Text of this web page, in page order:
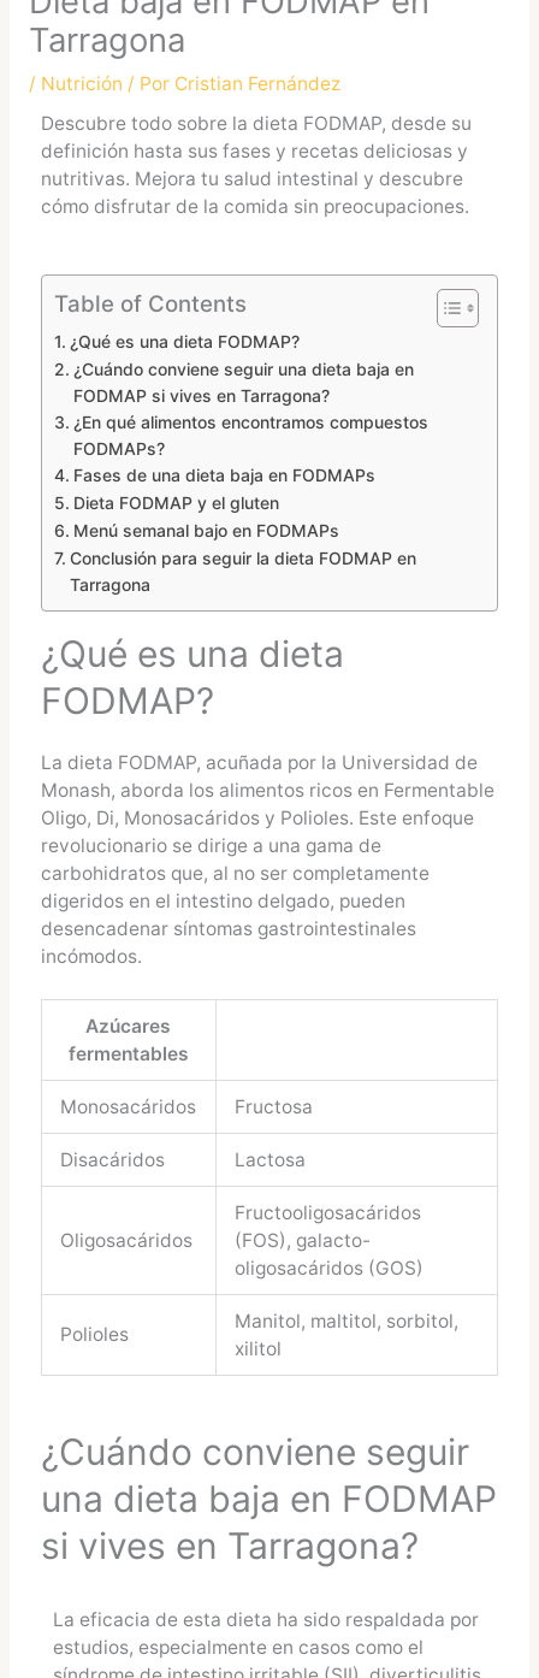
Tarragona
/ Nutrición / Por Cristian Fernández
Descubre todo sobre la dieta FODMAP, desde su
definición hasta sus fases y recetas deliciosas y
nutritivas. Mejora tu salud intestinal y descubre
cómo disfrutar de la comida sin preocupaciones.
Table of Contents
¿Qué es una dieta FODMAP?
¿Cuándo conviene seguir una dieta baja en
FODMAP si vives en Tarragona?
¿En qué alimentos encontramos compuestos
FODMAPs?
Fases de una dieta baja en FODMAPs
Dieta FODMAP y el gluten
Menú semanal bajo en FODMAPs
Conclusión para seguir la dieta FODMAP en
Tarragona
¿Qué es una dieta
FODMAP?
La dieta FODMAP, acuñada por la Universidad de
Monash, aborda los alimentos ricos en Fermentable
Oligo, Di, Monosacáridos y Polioles. Este enfoque
revolucionario se dirige a una gama de
carbohidratos que, al no ser completamente
digeridos en el intestino delgado, pueden
desencadenar síntomas gastrointestinales
incómodos.
Azúcares
fermentables
Monosacáridos Fructosa
Disacáridos Lactosa
Oligosacáridos
Fructooligosacáridos
(FOS), galacto-
oligosacáridos (GOS)
Polioles
Manitol, maltitol, sorbitol,
xilitol
¿Cuándo conviene seguir
una dieta baja en FODMAP
si vives en Tarragona?
La eficacia de esta dieta ha sido respaldada por
estudios, especialmente en casos como el